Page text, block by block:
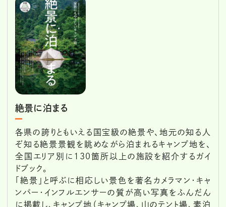
絶景に泊まる
各県の誇りともいえる国宝級の絶景や、地元の知る人
ぞ知る絶景景観を眺めながら泊まれるキャンプ地を、
全国エリア別に130箇所以上の施設を紹介するガイ
ドブック。
「絶景」と呼ぶに相応しい景色を著名カメラマン・キャ
ンパー・インフルエンサーの質が高い写真をふんだん
に掲載し、キャンプ地（キャンプ場、山のテント場、素泊